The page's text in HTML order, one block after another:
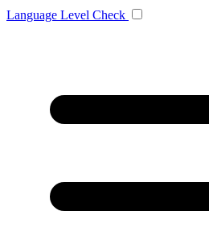
Language Level Check